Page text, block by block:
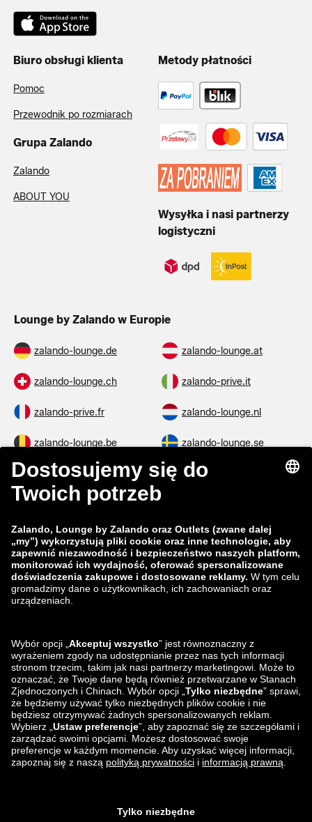
Biuro obsługi klienta
Pomoc
Przewodnik po rozmiarach
Grupa Zalando
Zalando
ABOUT YOU
Metody płatności
Wysyłka i nasi partnerzy
logistyczni
Lounge by Zalando w Europie
zalando-lounge.de zalando-lounge.at
zalando-lounge.ch zalando-prive.it
zalando-prive.fr zalando-lounge.nl
zalando-lounge.be zalando-lounge.se
zalando-lounge.fi zalando-lounge.dk
zalando-lounge.co.uk
zalando-prive.es zalando-lounge.cz
zalando-lounge.lt zalando-lounge.sk
zalando-lounge.ro
zalando-lounge.lu zalando-lounge.ee
zalando-lounge.lv zalando-lounge.no
Znajdziesz nas
na